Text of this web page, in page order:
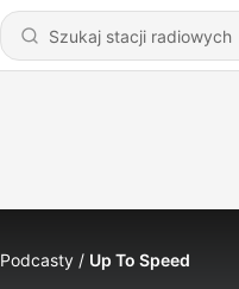
Podcasty Up To Speed